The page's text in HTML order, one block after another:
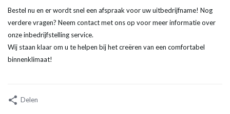
Bestel nu en er wordt snel een afspraak voor uw uitbedrijfname! Nog
verdere vragen? Neem contact met ons op voor meer informatie over
onze inbedrijfstelling service.
Wij staan klaar om u te helpen bij het creëren van een comfortabel
binnenklimaat!
Delen